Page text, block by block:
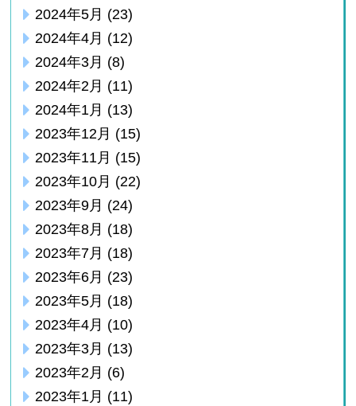
2024年5月 (23)
2024年4月 (12)
2024年3月 (8)
2024年2月 (11)
2024年1月 (13)
2023年12月 (15)
2023年11月 (15)
2023年10月 (22)
2023年9月 (24)
2023年8月 (18)
2023年7月 (18)
2023年6月 (23)
2023年5月 (18)
2023年4月 (10)
2023年3月 (13)
2023年2月 (6)
2023年1月 (11)